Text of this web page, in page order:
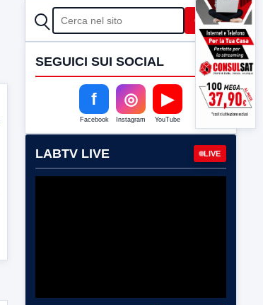
CERCA Cerca
SEGUICI SUI SOCIAL
f
Facebook
◎
Instagram
▶
YouTube
LABTV LIVE LIVE